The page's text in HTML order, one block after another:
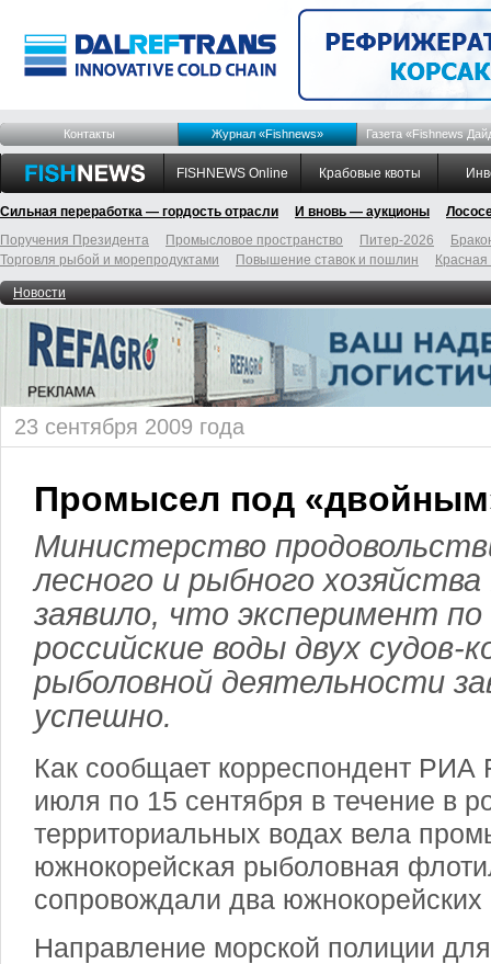
Контакты Журнал «Fishnews» Газета «Fishnews
FISHNEWS Online Крабовые квоты
Сильная переработка — гордость отрасли И вновь — аукционы
Поручения Президента
Промысловое пространство Питер-2026
Торговля рыбой и морепродуктами
Повышение ставок и пошлин
Новости
23 сентября 2009 года
Промысел под
Министерство
лесного и рыбного
заявило, что эксперимент
российские воды двух судов-
рыболовной деятельности
успешно.
Как сообщает корреспондент РИА
июля по 15 сентября в течение в
территориальных водах вела
южнокорейская рыболовная
сопровождали два южнокорейских
Направление морской полиции